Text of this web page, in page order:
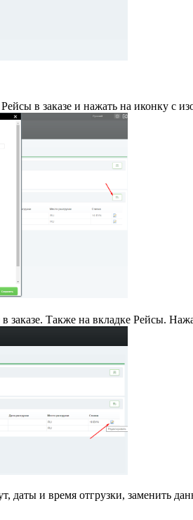
в заказе и нажать на иконку с
Также на вкладке Рейсы.
даты и время отгрузки, заменить